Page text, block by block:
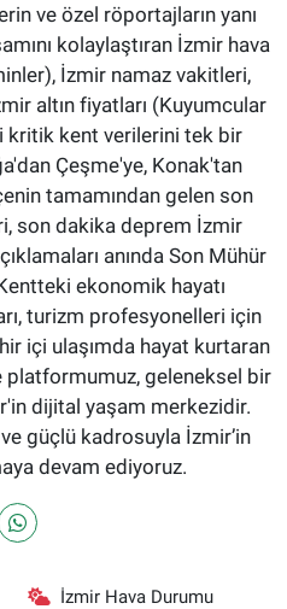
ve özel röportajların yanı
kolaylaştıran İzmir hava
İzmir namaz vakitleri,
altın fiyatları (Kuyumcular
kritik kent verilerini tek bir
Çeşme'ye, Konak'tan
tamamından gelen son
son dakika deprem İzmir
anında Son Mühür
ekonomik hayatı
turizm profesyonelleri için
içi ulaşımda hayat kurtaran
geleneksel bir
dijital yaşam merkezidir.
güçlü kadrosuyla İzmir’in
devam ediyoruz.
İzmir Hava Durumu